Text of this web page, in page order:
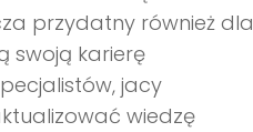
przydatny również dla
swoją karierę
jacy
wiedzę